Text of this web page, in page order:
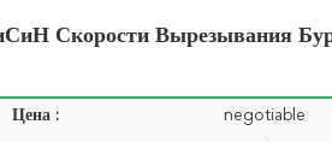
Скорости Вырезывания
Цена : negotiable